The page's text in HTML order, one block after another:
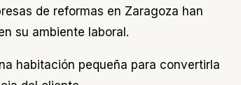
de reformas en Zaragoza han
su ambiente laboral.
habitación pequeña para convertirla